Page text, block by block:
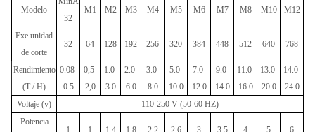
Modelo
32
M1 M2 M3 M4 M5 M6 M7 M8 M10 M12
Exe unidad
de corte
32 64 128 192 256 320 384 448 512 640 768
Rendimiento
(T / H)
0.08-
0.5
0,5-
2,0
1.0-
3.0
2.0-
6.0
3.0-
8.0
5.0-
10.0
7.0-
12.0
9.0-
14.0
11.0-
16.0
13.0-
20.0
14.0-
24.0
Voltaje (v)
110-250 V (50-60 HZ)
Potencia
1 1 1.4 1.8 2.2 2.6 3 3,5 4 5 6